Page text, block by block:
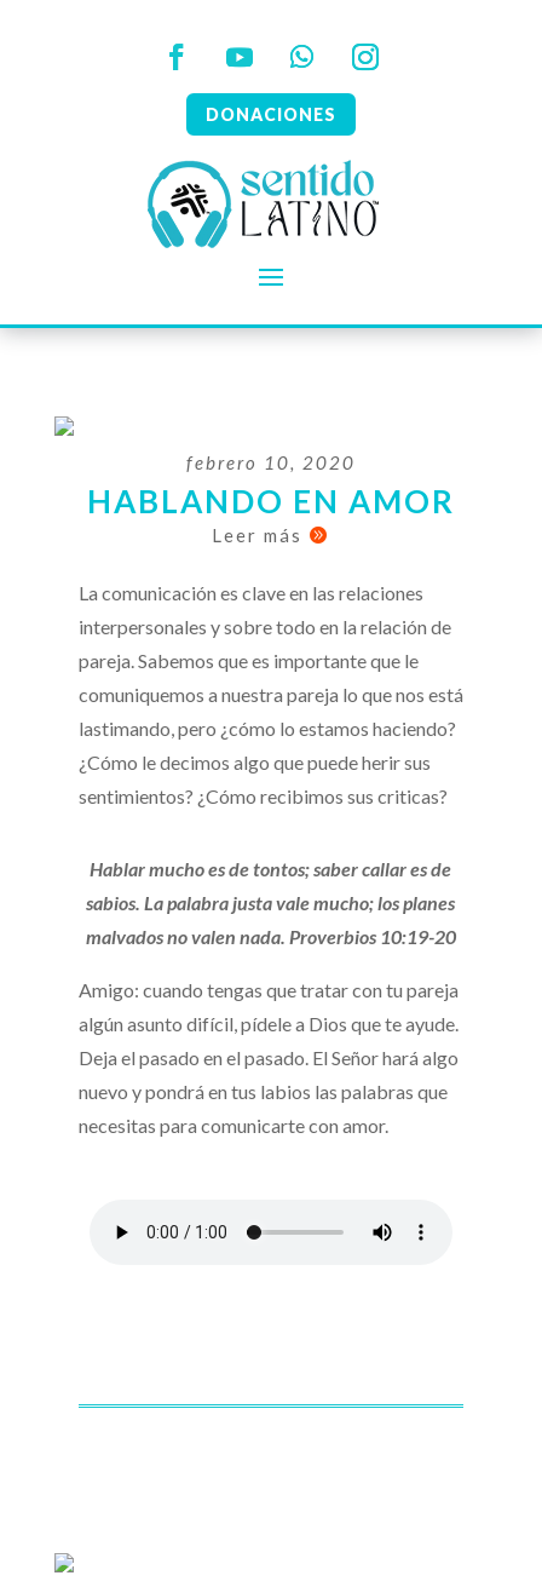
DONACIONES
febrero 10, 2020
HABLANDO EN AMOR
Leer más 
La comunicación es clave en las relaciones
interpersonales y sobre todo en la relación de
pareja. Sabemos que es importante que le
comuniquemos a nuestra pareja lo que nos está
lastimando, pero ¿cómo lo estamos haciendo?
¿Cómo le decimos algo que puede herir sus
sentimientos? ¿Cómo recibimos sus criticas?
Hablar mucho es de tontos; saber callar es de
sabios. La palabra justa vale mucho; los planes
malvados no valen nada. Proverbios 10:19-20
Amigo: cuando tengas que tratar con tu pareja
algún asunto difícil, pídele a Dios que te ayude.
Deja el pasado en el pasado. El Señor hará algo
nuevo y pondrá en tus labios las palabras que
necesitas para comunicarte con amor.